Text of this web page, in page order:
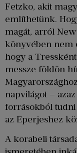
Fetzko, akit
említhetünk.
magát, arról
könyvében nem
hogy a
messze földön
napvilágot –
forrásokból
az Eperjeshez
A korabeli